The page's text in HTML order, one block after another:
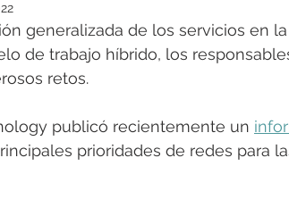
generalizada de los servicios en
de trabajo híbrido, los
retos.
publicó recientemente un
prioridades de redes para